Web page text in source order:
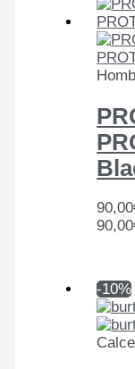
90,00
-10%